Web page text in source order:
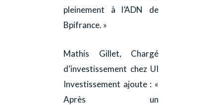
pleinement à l’ADN de
Bpifrance. »
Mathis Gillet, Chargé
d’investissement chez UI
Investissement ajoute : «
Après un